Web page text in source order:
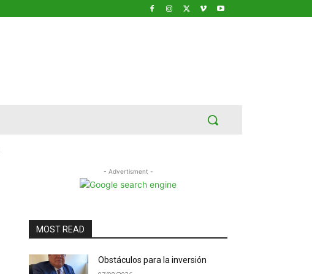
- Advertisment -
MOST READ
Obstáculos para la inversión